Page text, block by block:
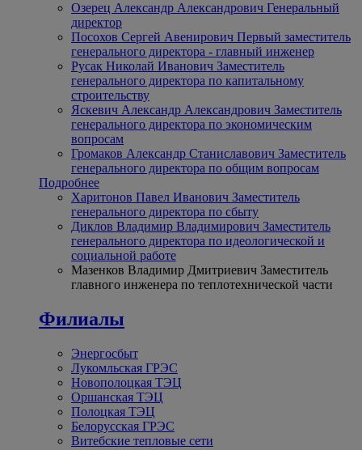
Озерец Александр Александрович Генеральный
директор
Посохов Сергей Авенирович Первый заместитель
генерального директора - главный инженер
Русак Николай Иванович Заместитель
генерального директора по капитальному
строительству
Яскевич Александр Александрович Заместитель
генерального директора по экономическим
вопросам
Громаков Александр Станиславович Заместитель
генерального директора по общим вопросам
Подробнее
Харитонов Павел Иванович Заместитель
генерального директора по сбыту
Диклов Владимир Владимирович Заместитель
генерального директора по идеологической и
социальной работе
Мазенков Владимир Дмитриевич Заместитель
главного инженера по теплотехнической части
Филиалы
Энергосбыт
Лукомльская ГРЭС
Новополоцкая ТЭЦ
Оршанская ТЭЦ
Полоцкая ТЭЦ
Белорусская ГРЭС
Витебские тепловые сети